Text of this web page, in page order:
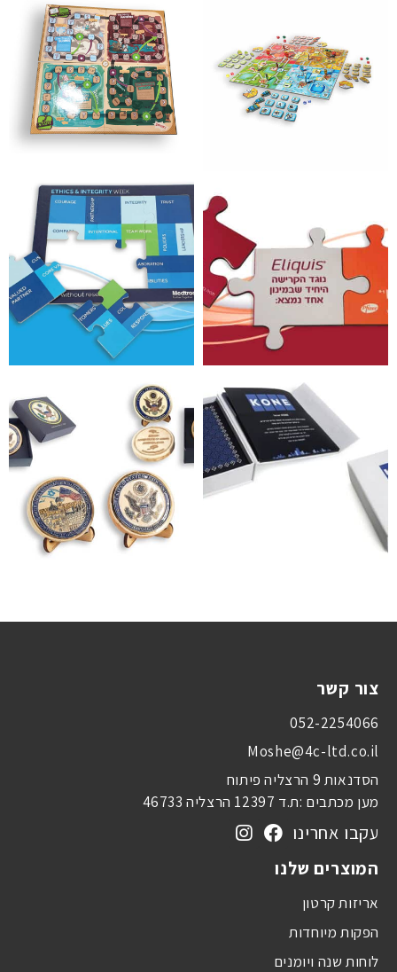
צור קשר
052-2254066
Moshe@4c-ltd.co.il
הסדנאות 9 הרצליה פיתוח
מען מכתבים :ת.ד 12397 הרצליה 46733
עקבו אחרינו
המוצרים שלנו
אריזות קרטון
הפקות מיוחדות
לוחות שנה ויומנים